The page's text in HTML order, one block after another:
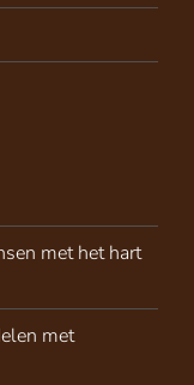
met het hart
met